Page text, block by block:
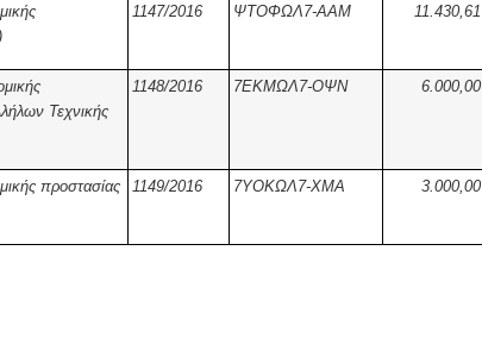
1147/2016 ΨΤΟΦΩΛ7-ΑΑΜ 11.430,61
Τεχνικής
1148/2016 7ΕΚΜΩΛ7-ΟΨΝ 6.000,00
προστασίας
1149/2016 7ΥΟΚΩΛ7-ΧΜΑ 3.000,00